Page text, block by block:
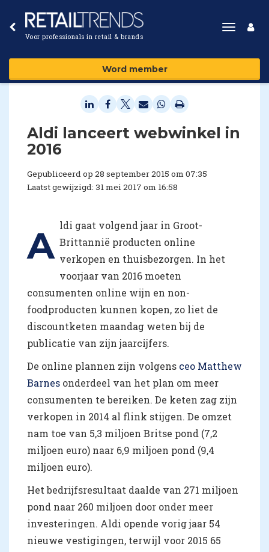
Voor professionals in retail & brands
Toggle
Word member
Aldi lanceert webwinkel in
2016
Gepubliceerd op 28 september 2015 om 07:35
Laatst gewijzigd: 31 mei 2017 om 16:58
A ldi gaat volgend jaar in Groot-
Brittannië producten online
verkopen en thuisbezorgen. In het
voorjaar van 2016 moeten
consumenten online wijn en non-
foodproducten kunnen kopen, zo liet de
discountketen maandag weten bij de
publicatie van zijn jaarcijfers.
De online plannen zijn volgens ceo Matthew
Barnes onderdeel van het plan om meer
consumenten te bereiken. De keten zag zijn
verkopen in 2014 al flink stijgen. De omzet
nam toe van 5,3 miljoen Britse pond (7,2
miljoen euro) naar 6,9 miljoen pond (9,4
miljoen euro).
Het bedrijfsresultaat daalde van 271 miljoen
pond naar 260 miljoen door onder meer
investeringen. Aldi opende vorig jaar 54
nieuwe vestigingen, terwijl voor 2015 65